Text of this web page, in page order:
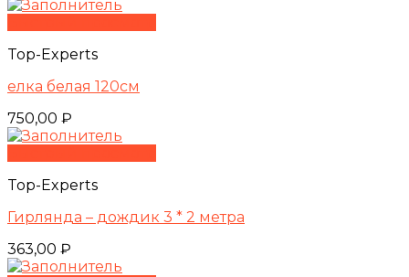
Top-Experts
елка белая 120см
750,00 ₽
Top-Experts
Гирлянда – дождик 3 * 2 метра
363,00 ₽